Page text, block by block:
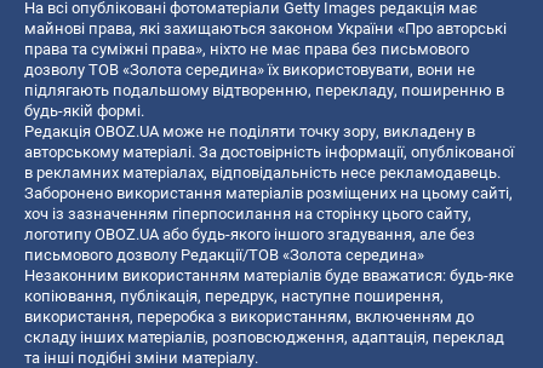
На всі опубліковані фотоматеріали Getty Images редакція має
майнові права, які захищаються законом України «Про авторські
права та суміжні права», ніхто не має права без письмового
дозволу ТОВ «Золота середина» їх використовувати, вони не
підлягають подальшому відтворенню, перекладу, поширенню в
будь-якій формі.
Редакція OBOZ.UA може не поділяти точку зору, викладену в
авторському матеріалі. За достовірність інформації, опублікованої
в рекламних матеріалах, відповідальність несе рекламодавець.
Заборонено використання матеріалів розміщених на цьому сайті,
хоч із зазначенням гіперпосилання на сторінку цього сайту,
логотипу OBOZ.UA або будь-якого іншого згадування, але без
письмового дозволу Редакції/ТОВ «Золота середина»
Незаконним використанням матеріалів буде вважатися: будь-яке
копiювання, публiкацiя, передрук, наступне поширення,
використання, переробка з використанням, включенням до
складу інших матеріалів, розповсюдження, адаптація, переклад
та інші подібні зміни матеріалу.